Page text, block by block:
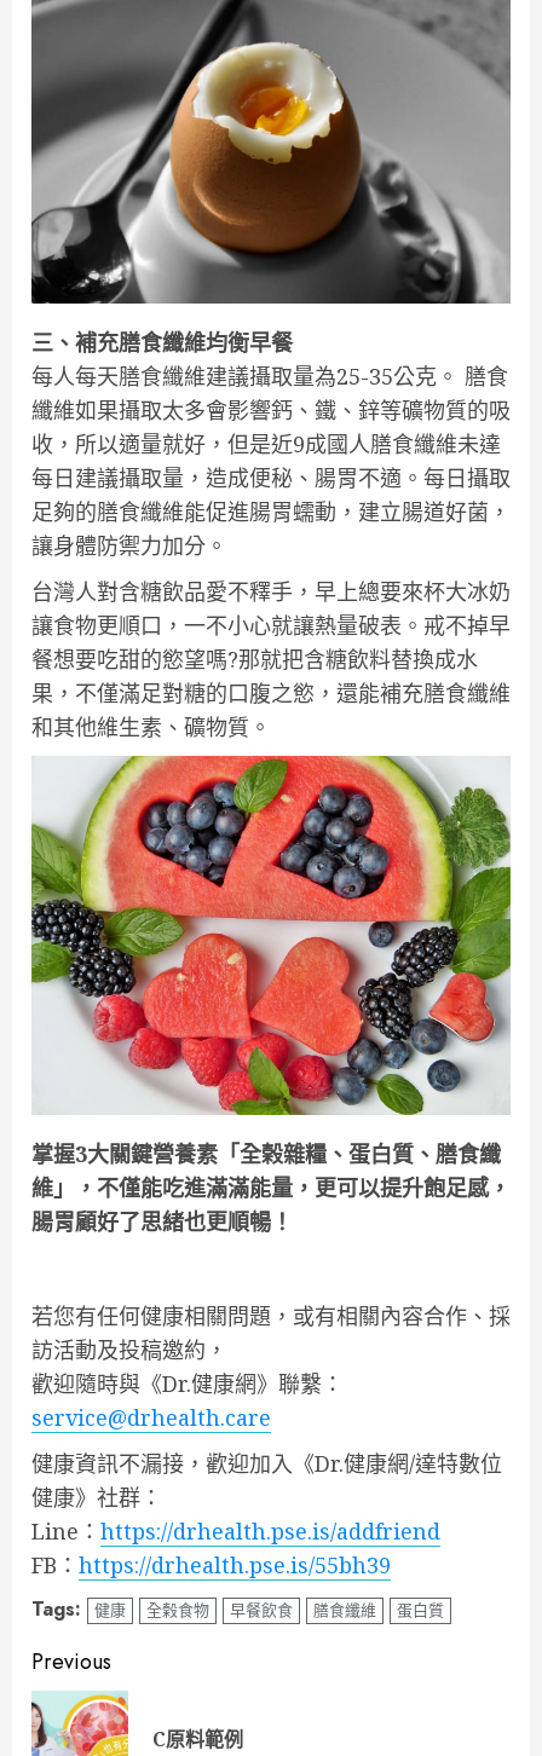
三、補充膳食纖維均衡早餐
每人每天膳食纖維建議攝取量為25-35公克。 膳食
纖維如果攝取太多會影響鈣、鐵、鋅等礦物質的吸
收，所以適量就好，但是近9成國人膳食纖維未達
每日建議攝取量，造成便秘、腸胃不適。每日攝取
足夠的膳食纖維能促進腸胃蠕動，建立腸道好菌，
讓身體防禦力加分。
台灣人對含糖飲品愛不釋手，早上總要來杯大冰奶
讓食物更順口，一不小心就讓熱量破表。戒不掉早
餐想要吃甜的慾望嗎?那就把含糖飲料替換成水
果，不僅滿足對糖的口腹之慾，還能補充膳食纖維
和其他維生素、礦物質。
掌握3大關鍵營養素「全榖雜糧、蛋白質、膳食纖
維」，不僅能吃進滿滿能量，更可以提升飽足感，
腸胃顧好了思緒也更順暢！
若您有任何健康相關問題，或有相關內容合作、採
訪活動及投稿邀約，
歡迎隨時與《Dr.健康網》聯繫：
service@drhealth.care
健康資訊不漏接，歡迎加入《Dr.健康網/達特數位
健康》社群：
Line： https://drhealth.pse.is/addfriend
FB： https://drhealth.pse.is/55bh39
Tags: 健康 全榖食物 早餐飲食 膳食纖維 蛋白質
Continue
Reading
Previous
C原料範例